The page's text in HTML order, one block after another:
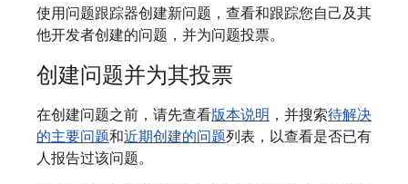
使用问题跟踪器创建新问题，查看和跟踪您自己及其
他开发者创建的问题，并为问题投票。
创建问题并为其投票
在创建问题之前，请先查看版本说明 ，并搜索待解决
的主要问题和近期创建的问题列表，以查看是否已有
人报告过该问题。